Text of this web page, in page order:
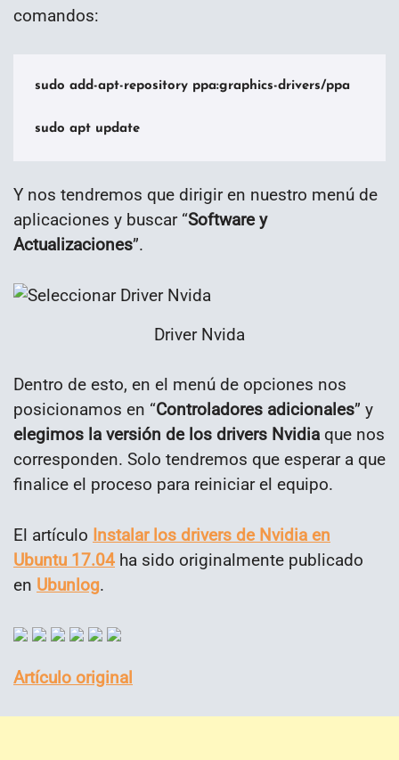
comandos:
sudo add-apt-repository ppa:graphics-drivers/ppa
sudo apt update
Y nos tendremos que dirigir en nuestro menú de
aplicaciones y buscar “Software y
Actualizaciones”.
Driver Nvida
Dentro de esto, en el menú de opciones nos
posicionamos en “Controladores adicionales” y
elegimos la versión de los drivers Nvidia que nos
corresponden. Solo tendremos que esperar a que
finalice el proceso para reiniciar el equipo.
El artículo Instalar los drivers de Nvidia en
Ubuntu 17.04 ha sido originalmente publicado
en Ubunlog.
Artículo original